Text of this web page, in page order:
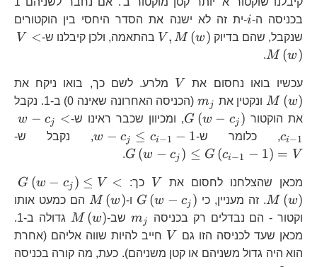
בכניסה ה-
i i-ית זה לא ישנה את הסדר היחסי בין הוקטורים
שנקבל, שהם בדיוק
V,M\left(w\right)
V , M (w) בהתאמה, ולכן קיבלנו ש- V <
M (w)
.
עכשיו בואו נחסום את V V מלרע. לשם כך, בואו ניקח את
M (w) ונקטין את m_{j} mj
(הכניסה האחרונה שאינה 0) ב-1. נקבל
את הוקטור
G\left(w-
c_{j}\right)
G (w − cj ) , ומכיוון שכבר ראינו ש-
w-
w − cj <
ci−1 , כלומר ש-
w-
c_{j}\le
1}-1
w − cj ≤ ci−1 − 1 , נקבל ש-
G (w − cj ) ≤ G (ci−1 − 1) = V
.
מכאן שהצלחנו לחסום את
V
V כך: G (w − cj ) ≤ V <
M (w) . זה מעניין, כי
G\left(w-
c_{j}\right)
G (w − cj ) ו- M (w)
הם כמעט אותו
וקטור - הם נבדלים רק בכניסה
m_{j}
mj שב- M (w)
גדולה ב-1.
מכאן שעד לכניסה הזו גם
V V חייב להיות שווה אליהם (אחרת
הוא היה גדול משניהם או קטן משניהם). כעת, מה קורה בכניסה